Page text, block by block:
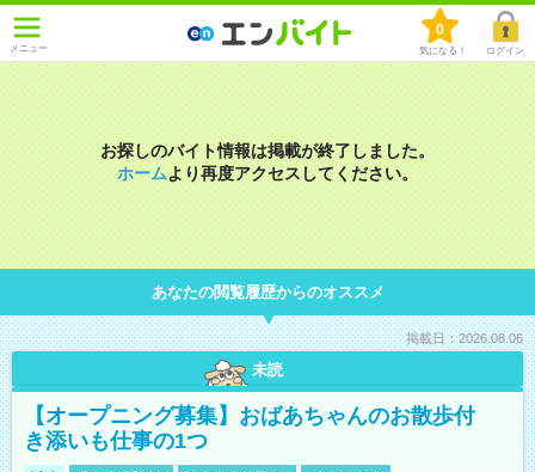
メニュー
0
気になる！ ログイン
お探しのバイト情報は掲載が終了しました。
ホームより再度アクセスしてください。
あなたの閲覧履歴からのオススメ
掲載日：2026.08.06
未読
【オープニング募集】おばあちゃんのお散歩付
き添いも仕事の1つ